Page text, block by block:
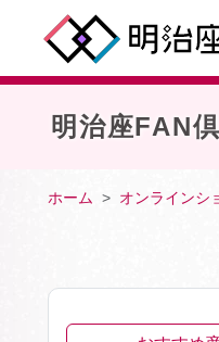
明治座FAN
ホーム オンラインシ